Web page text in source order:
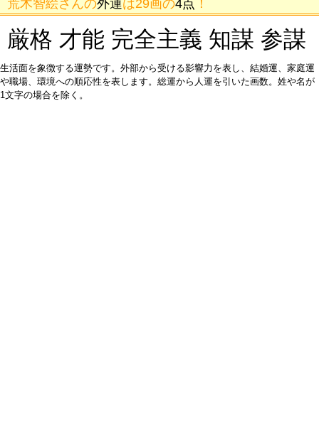
荒木智絵さんの外運は29画の4点 ！
厳格 才能 完全主義 知謀 参謀
生活面を象徴する運勢です。外部から受ける影響力を表し、結婚運、家庭運
や職場、環境への順応性を表します。総運から人運を引いた画数。姓や名が
1文字の場合を除く。